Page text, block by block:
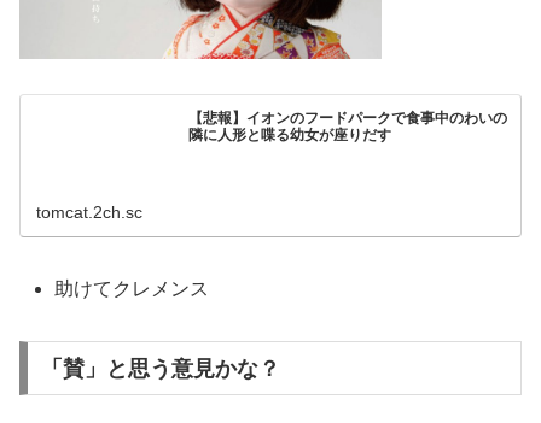
【悲報】イオンのフードパークで食事中のわいの
隣に人形と喋る幼女が座りだす
tomcat.2ch.sc
助けてクレメンス
「賛」と思う意見かな？